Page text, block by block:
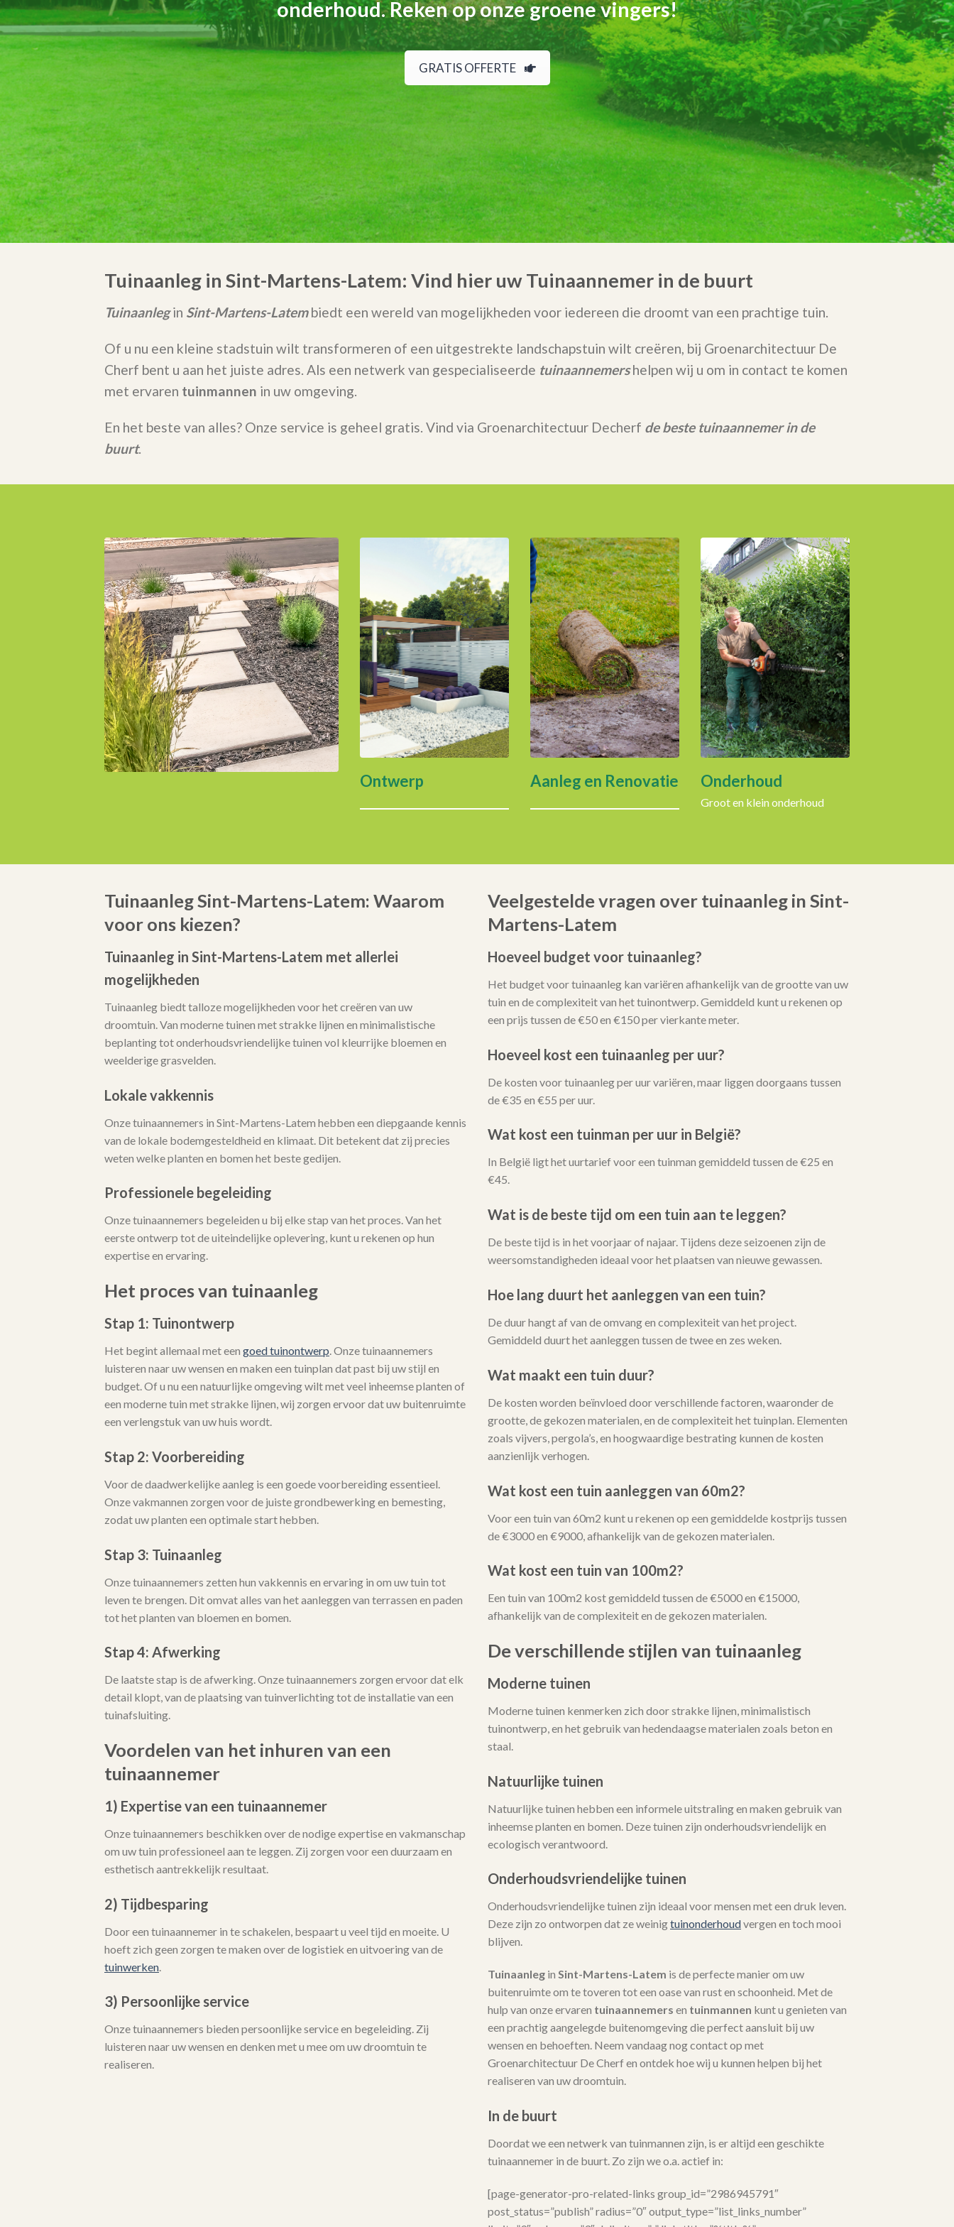
onderhoud. Reken op onze groene vingers!
GRATIS OFFERTE
Tuinaanleg in Sint-Martens-Latem: Vind hier uw Tuinaannemer in de buurt
Tuinaanlegin Sint-Martens-Latembiedt een wereld van mogelijkheden voor iedereen die droomt van een prachtige tuin.
Of u nu een kleine stadstuin wilt transformeren of een uitgestrekte landschapstuin wilt creëren, bij Groenarchitectuur De
Cherf bent u aan het juiste adres. Als een netwerk van gespecialiseerde tuinaannemershelpen wij u om in contact te komen
met ervaren tuinmannen in uw omgeving.
En het beste van alles? Onze service is geheel gratis. Vind via Groenarchitectuur Decherf de beste tuinaannemer in de
buurt.
Ontwerp Aanleg en Renovatie Onderhoud
Groot en klein onderhoud
Tuinaanleg Sint-Martens-Latem: Waarom
voor ons kiezen?
Tuinaanleg in Sint-Martens-Latem met allerlei
mogelijkheden
Tuinaanleg biedt talloze mogelijkheden voor het creëren van uw
droomtuin. Van moderne tuinen met strakke lijnen en minimalistische
beplanting tot onderhoudsvriendelijke tuinen vol kleurrijke bloemen en
weelderige grasvelden.
Lokale vakkennis
Onze tuinaannemers in Sint-Martens-Latem hebben een diepgaande kennis
van de lokale bodemgesteldheid en klimaat. Dit betekent dat zij precies
weten welke planten en bomen het beste gedijen.
Professionele begeleiding
Onze tuinaannemers begeleiden u bij elke stap van het proces. Van het
eerste ontwerp tot de uiteindelijke oplevering, kunt u rekenen op hun
expertise en ervaring.
Het proces van tuinaanleg
Stap 1: Tuinontwerp
Het begint allemaal met een goed tuinontwerp. Onze tuinaannemers
luisteren naar uw wensen en maken een tuinplan dat past bij uw stijl en
budget. Of u nu een natuurlijke omgeving wilt met veel inheemse planten of
een moderne tuin met strakke lijnen, wij zorgen ervoor dat uw buitenruimte
een verlengstuk van uw huis wordt.
Stap 2: Voorbereiding
Voor de daadwerkelijke aanleg is een goede voorbereiding essentieel.
Onze vakmannen zorgen voor de juiste grondbewerking en bemesting,
zodat uw planten een optimale start hebben.
Stap 3: Tuinaanleg
Onze tuinaannemers zetten hun vakkennis en ervaring in om uw tuin tot
leven te brengen. Dit omvat alles van het aanleggen van terrassen en paden
tot het planten van bloemen en bomen.
Stap 4: Afwerking
De laatste stap is de afwerking. Onze tuinaannemers zorgen ervoor dat elk
detail klopt, van de plaatsing van tuinverlichting tot de installatie van een
tuinafsluiting.
Voordelen van het inhuren van een
tuinaannemer
1) Expertise van een tuinaannemer
Onze tuinaannemers beschikken over de nodige expertise en vakmanschap
om uw tuin professioneel aan te leggen. Zij zorgen voor een duurzaam en
esthetisch aantrekkelijk resultaat.
2) Tijdbesparing
Door een tuinaannemer in te schakelen, bespaart u veel tijd en moeite. U
hoeft zich geen zorgen te maken over de logistiek en uitvoering van de
tuinwerken
3) Persoonlijke service
Onze tuinaannemers bieden persoonlijke service en begeleiding. Zij
luisteren naar uw wensen en denken met u mee om uw droomtuin te
realiseren.
Veelgestelde vragen over tuinaanleg in Sint-
Martens-Latem
Hoeveel budget voor tuinaanleg?
Het budget voor tuinaanleg kan variëren afhankelijk van de grootte van uw
tuin en de complexiteit van het tuinontwerp. Gemiddeld kunt u rekenen op
een prijs tussen de €50 en €150 per vierkante meter.
Hoeveel kost een tuinaanleg per uur?
De kosten voor tuinaanleg per uur variëren, maar liggen doorgaans tussen
de €35 en €55 per uur.
Wat kost een tuinman per uur in België?
In België ligt het uurtarief voor een tuinman gemiddeld tussen de €25 en
€45.
Wat is de beste tijd om een tuin aan te leggen?
De beste tijd is in het voorjaar of najaar. Tijdens deze seizoenen zijn de
weersomstandigheden ideaal voor het plaatsen van nieuwe gewassen.
Hoe lang duurt het aanleggen van een tuin?
De duur hangt af van de omvang en complexiteit van het project.
Gemiddeld duurt het aanleggen tussen de twee en zes weken.
Wat maakt een tuin duur?
De kosten worden beïnvloed door verschillende factoren, waaronder de
grootte, de gekozen materialen, en de complexiteit het tuinplan. Elementen
zoals vijvers, pergola’s, en hoogwaardige bestrating kunnen de kosten
aanzienlijk verhogen.
Wat kost een tuin aanleggen van 60m2?
Voor een tuin van 60m2 kunt u rekenen op een gemiddelde kostprijs tussen
de €3000 en €9000, afhankelijk van de gekozen materialen.
Wat kost een tuin van 100m2?
Een tuin van 100m2 kost gemiddeld tussen de €5000 en €15000,
afhankelijk van de complexiteit en de gekozen materialen.
De verschillende stijlen van tuinaanleg
Moderne tuinen
Moderne tuinen kenmerken zich door strakke lijnen, minimalistisch
tuinontwerp, en het gebruik van hedendaagse materialen zoals beton en
staal.
Natuurlijke tuinen
Natuurlijke tuinen hebben een informele uitstraling en maken gebruik van
inheemse planten en bomen. Deze tuinen zijn onderhoudsvriendelijk en
ecologisch verantwoord.
Onderhoudsvriendelijke tuinen
Onderhoudsvriendelijke tuinen zijn ideaal voor mensen met een druk leven.
Deze zijn zo ontworpen dat ze weinigtuinonderhoudvergen en toch mooi
blijven.
Tuinaanleg in Sint-Martens-Latem is de perfecte manier om uw
buitenruimte om te toveren tot een oase van rust en schoonheid. Met de
hulp van onze ervaren tuinaannemers en tuinmannen kunt u genieten van
een prachtig aangelegde buitenomgeving die perfect aansluit bij uw
wensen en behoeften. Neem vandaag nog contact op met
Groenarchitectuur De Cherf en ontdek hoe wij u kunnen helpen bij het
realiseren van uw droomtuin.
In de buurt
Doordat we een netwerk van tuinmannen zijn, is er altijd een geschikte
tuinaannemer in de buurt. Zo zijn we o.a. actief in:
[page-generator-pro-related-links group_id=”2986945791″
post_status=”publish” radius=”0″ output_type=”list_links_number”